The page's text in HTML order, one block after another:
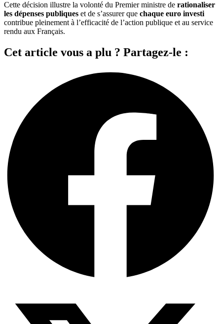
Cette décision illustre la volonté du Premier ministre de rationaliser
les dépenses publiques et de s’assurer que chaque euro investi
contribue pleinement à l’efficacité de l’action publique et au service
rendu aux Français.
Cet article vous a plu ? Partagez-le :